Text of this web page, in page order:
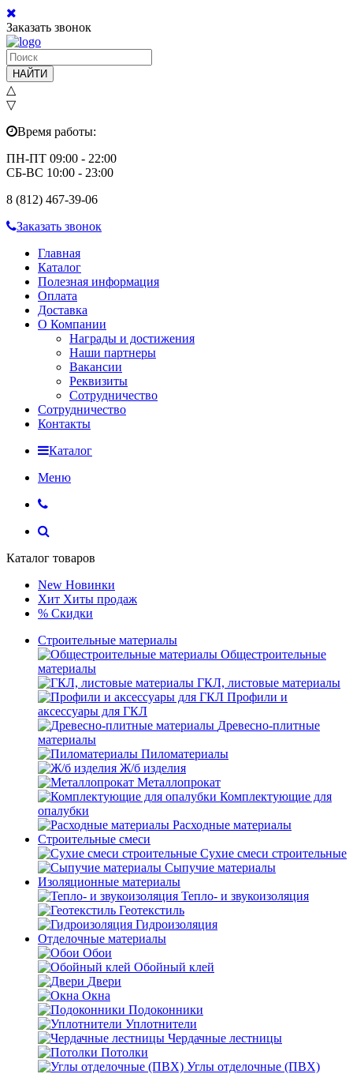
Заказать звонок
НАЙТИ
△
▽
Время работы:
ПН-ПТ 09:00 - 22:00
СБ-ВС 10:00 - 23:00
8 (812) 467-39-06
Заказать звонок
Главная
Каталог
Полезная информация
Оплата
Доставка
О Компании
Награды и достижения
Наши партнеры
Вакансии
Реквизиты
Сотрудничество
Сотрудничество
Контакты
Каталог
Меню
Каталог товаров
New Новинки
Хит Хиты продаж
% Скидки
Строительные материалы
Общестроительные
материалы
ГКЛ, листовые материалы
Профили и
аксессуары для ГКЛ
Древесно-плитные
материалы
Пиломатериалы
Ж/б изделия
Металлопрокат
Комплектующие для
опалубки
Расходные материалы
Строительные смеси
Сухие смеси строительные
Сыпучие материалы
Изоляционные материалы
Тепло- и звукоизоляция
Геотекстиль
Гидроизоляция
Отделочные материалы
Обои
Обойный клей
Двери
Окна
Подоконники
Уплотнители
Чердачные лестницы
Потолки
Углы отделочные (ПВХ)